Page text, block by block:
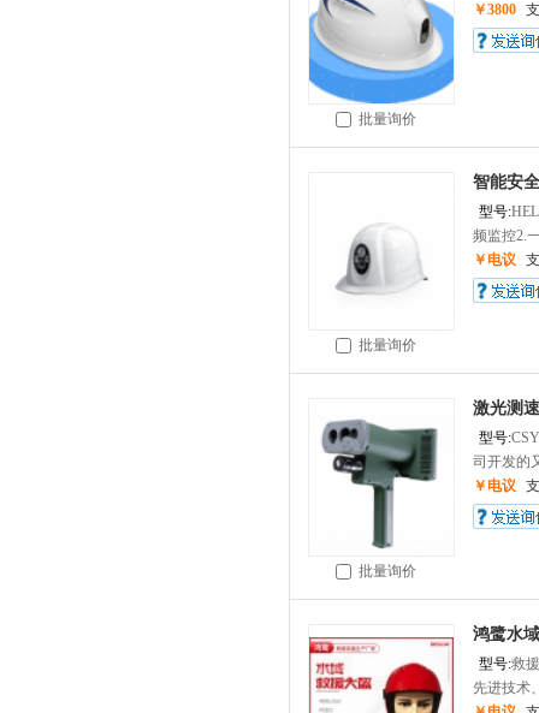
批量询价
￥3800
批量询价
智能安
型号:HEL
频监控2.
￥电议
批量询价
激光测
型号:
司开发的
￥电议
鸿鹭水
型号:救
先进技术